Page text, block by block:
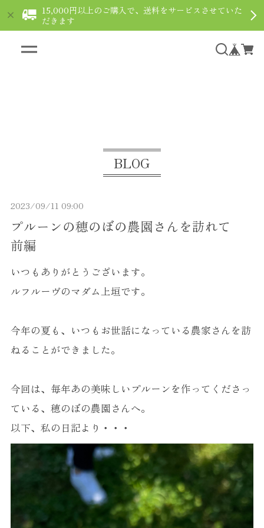
15,000円以上のご購入で、送料をサービスさせていた
だきます
BLOG
プルーンの穂のぼの農園さんを訪れて
前編
2023/09/11 09:00
いつもありがとうございます。
ルフルーヴのマダム上垣です。
今年の夏も、いつもお世話になっている農家さんを訪
ねることができました。
今回は、毎年あの美味しいプルーンを作ってくださっ
ている、穂のぼの農園さんへ。
以下、私の日記より・・・